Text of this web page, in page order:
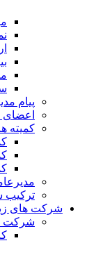
پیام
اعضای
کمیته
ترکیب
شرکت های
شرکت